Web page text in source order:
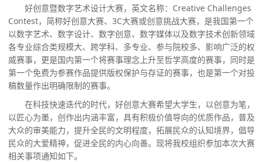
好创意暨数字艺术设计大赛，英文名称： Creative Challenges
Contest，简称好创意大赛、3C大赛或创意挑战大赛，是我国第一个
以数字艺术、数字设计、数字创意、数字媒体以及数字技术创新领域
各专业综合类规模大、跨学科、多专业、参与院校多、影响广泛的权
威赛事，更是国内第一个将赛事理念上升至哲学高度的赛事，同时是
第一个免费为参赛作品提供版权保护与存证的赛事，也是第一个对投
稿数量作出明确限制的赛事。
在科技快速迭代的时代，好创意大赛希望大学生，以创意为笔，
以匠心为墨，创作出内涵丰富，具有积极价值导向的优质作品，普及
大众的审美能力，提升全民的文明程度，拓展民众的认知境界，倡导
民众的大爱精神，促进全民的内心向善。 现将我校组织参加本次大赛
相关事项通知如下。